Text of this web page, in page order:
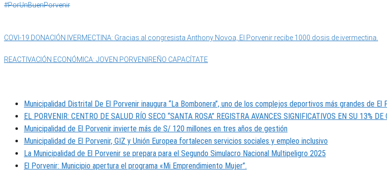
#PorUnBuenPorvenir
COVI-19 DONACIÓN IVERMECTINA: Gracias al congresista Anthony Novoa, El Porvenir recibe 1000 dosis de ivermectina.
REACTIVACIÓN ECONÓMICA: JOVEN PORVENIREÑO CAPACÍTATE
Municipalidad Distrital De El Porvenir inaugura “La Bombonera”, uno de los complejos deportivos más grandes de El
EL PORVENIR: CENTRO DE SALUD RÍO SECO “SANTA ROSA” REGISTRA AVANCES SIGNIFICATIVOS EN SU 13% DE
Municipalidad de El Porvenir invierte más de S/ 120 millones en tres años de gestión
Municipalidad de El Porvenir, GIZ y Unión Europea fortalecen servicios sociales y empleo inclusivo
La Municipalidad de El Porvenir se prepara para el Segundo Simulacro Nacional Multipeligro 2025
El Porvenir: Municipio apertura el programa «Mi Emprendimiento Mujer”.